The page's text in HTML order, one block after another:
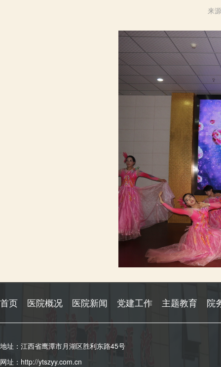
来
首页 医院概况 医院新闻 党建工作 主题教育 院
地址：江西省鹰潭市月湖区胜利东路45号
网址：http://ytszyy.com.cn